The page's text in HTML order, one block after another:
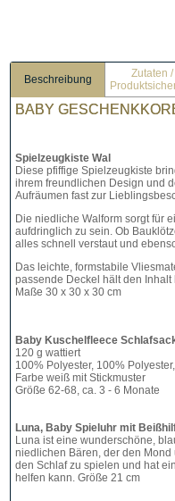
Beschreibung
Zutaten /
BABY
Spielzeugkiste Wal
Diese pfiffige Spielzeugkiste
ihrem freundlichen Design und
Aufräumen fast zur
Die niedliche Walform sorgt für
aufdringlich zu sein. Ob
alles schnell verstaut und
Das leichte, formstabile
passende Deckel hält den
Maße 30 x 30 x 30 cm
Baby Kuschelfleece
120 g wattiert
100% Polyester, 100%
Farbe weiß mit Stickmuster
Größe 62-68, ca. 3 - 6 Monate
Luna, Baby Spieluhr mit
Luna ist eine wunderschöne,
niedlichen Bären, der den Mond
den Schlaf zu spielen und hat
helfen kann. Größe 21 cm